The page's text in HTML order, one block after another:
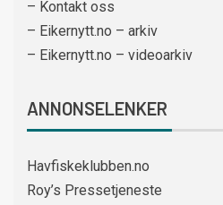
– Kontakt oss
– Eikernytt.no – arkiv
– Eikernytt.no – videoarkiv
ANNONSELENKER
Havfiskeklubben.no
Roy’s Pressetjeneste